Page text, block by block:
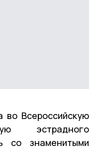
во Всероссийскую
эстрадного
со знаменитыми